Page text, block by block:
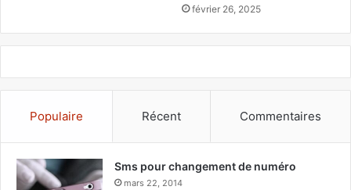
février 26, 2025
Populaire Récent Commentaires
Sms pour changement de numéro
mars 22, 2014